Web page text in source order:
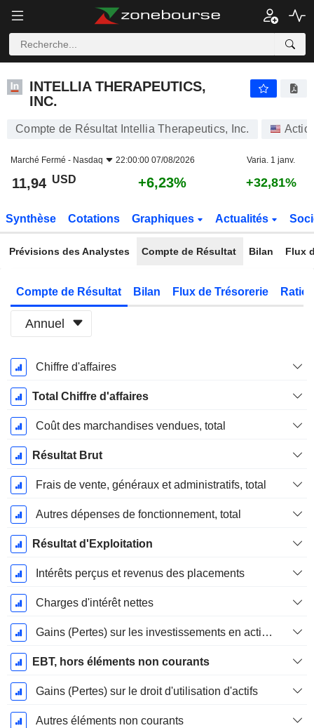
INTELLIA THERAPEUTICS,
INC.
Compte de Résultat Intellia Therapeutics, Inc.
Marché Fermé - Nasdaq 22:00:00 07/08/2026 Varia. 1 janv.
11,94 USD +6,23% +32,81%
Synthèse Cotations Graphiques Actualités
Prévisions des Analystes Compte de Résultat Bilan Flux
Compte de Résultat Bilan Flux de Trésorerie
Annuel
Période
Fiscale:
Décembre
Chiffre d'affaires
Total Chiffre d'affaires
Coût des marchandises vendues, total
Résultat Brut
Frais de vente, généraux et administratifs, total
Autres dépenses de fonctionnement, total
Résultat d'Exploitation
Intérêts perçus et revenus des placements
Charges d'intérêt nettes
Gains (Pertes) sur les investissements en actions
EBT, hors éléments non courants
Gains (Pertes) sur le droit d'utilisation d'actifs
Autres éléments non courants